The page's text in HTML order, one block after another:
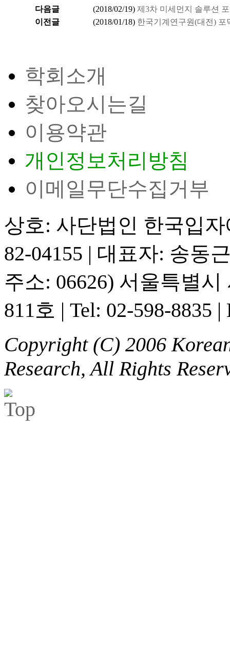
다음글 (2018/02/19) 제3차 미세먼지 솔루션
이전글
(2018/01/18) 한국기계연구원(대전) 포
학회소개
찾아오시는길
이용약관
개인정보처리방침
이메일무단수집거부
상호: 사단법인 한국입
82-04155 | 대표자: 송동
주소: 06626) 서울특별
811호 | Tel: 02-598-8835 |
Copyright (C) 2006
Research, All Rights